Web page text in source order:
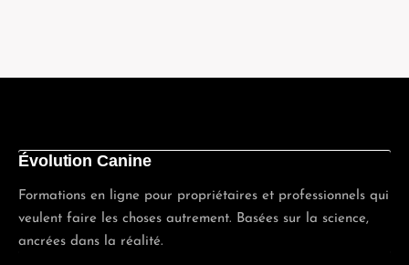
Évolution Canine
Formations en ligne pour propriétaires et professionnels qui
veulent faire les choses autrement. Basées sur la science,
ancrées dans la réalité.